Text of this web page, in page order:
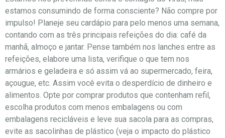
estamos consumindo de forma consciente? Não compre por
impulso! Planeje seu cardápio para pelo menos uma semana,
contando com as três principais refeições do dia: café da
manhã, almoço e jantar. Pense também nos lanches entre as
refeições, elabore uma lista, verifique o que tem nos
armários e geladeira e só assim vá ao supermercado, feira,
açougue, etc. Assim você evita o desperdício de dinheiro e
alimentos. Opte por comprar produtos que contenham refil,
escolha produtos com menos embalagens ou com
embalagens recicláveis e leve sua sacola para as compras,
evite as sacolinhas de plástico (veja o impacto do plástico